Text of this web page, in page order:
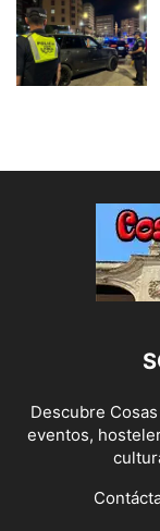
Descubre
eventos,